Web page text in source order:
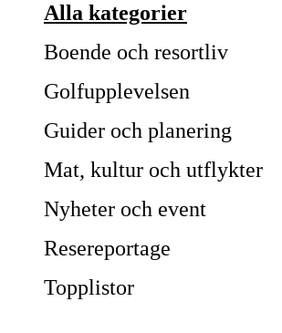
Alla kategorier
Boende och resortliv
Golfupplevelsen
Guider och planering
Mat, kultur och utflykter
Nyheter och event
Resereportage
Topplistor